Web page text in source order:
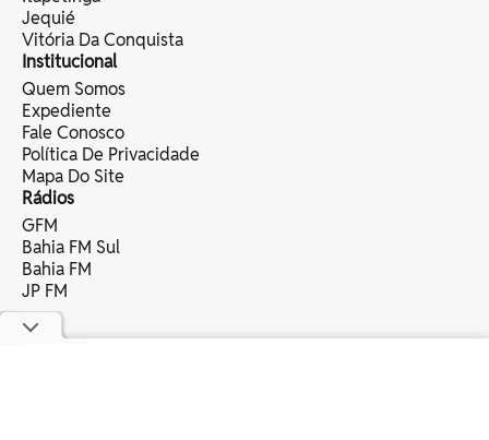
Jequié
Vitória Da Conquista
Institucional
Quem Somos
Expediente
Fale Conosco
Política De Privacidade
Mapa Do Site
Rádios
GFM
Bahia FM Sul
Bahia FM
JP FM